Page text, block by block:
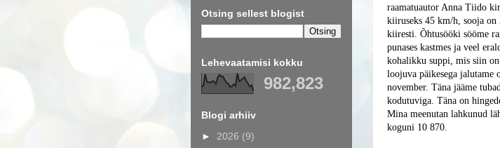
raamatuautor Anna Tiido
kiiruseks 45 km/h, sooja on
kiiresti. Õhtusööki sööme
punases kastmes ja veel
kohalikku suppi, mis siin on
loojuva päikesega jalutame
november. Täna jääme
kodutuviga. Täna on
Mina meenutan lahkunud
koguni 10 870.
Otsing sellest blogist
Lehevaatamisi kokku
982,823
Blogi arhiiv
► 2026 (9)